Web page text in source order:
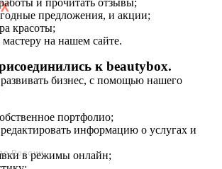
29
России
и прочитать отзывы;
предложения, и акции;
красоты;
мастеру на нашем сайте.
к beautybox.
бизнес, с помощью нашего
портфолио;
информацию о услугах и
в режимы онлайн;